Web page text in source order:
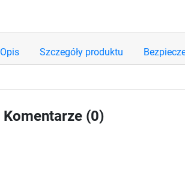
Opis Szczegóły produktu
Komentarze (0)